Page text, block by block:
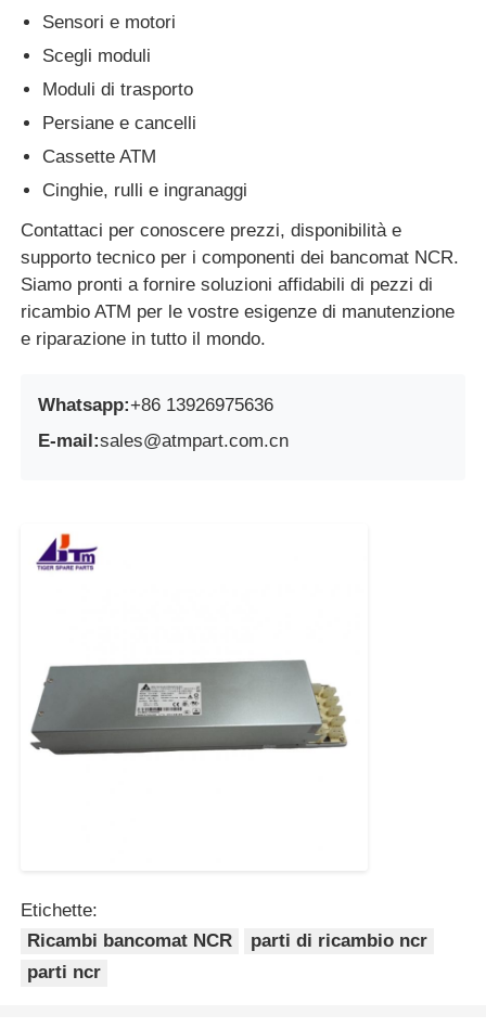
Sensori e motori
Scegli moduli
Moduli di trasporto
Persiane e cancelli
Cassette ATM
Cinghie, rulli e ingranaggi
Contattaci per conoscere prezzi, disponibilità e
supporto tecnico per i componenti dei bancomat NCR.
Siamo pronti a fornire soluzioni affidabili di pezzi di
ricambio ATM per le vostre esigenze di manutenzione
e riparazione in tutto il mondo.
Whatsapp:+86 13926975636
E-mail:sales@atmpart.com.cn
Etichette:
Ricambi bancomat NCR
parti di ricambio ncr
parti ncr